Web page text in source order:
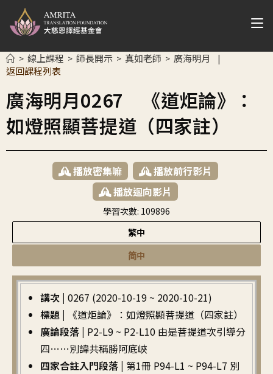
> 線上課程 > 師長開示 > 真如老師 > 廣海明月 |
返回課程列表
廣海明月0267 《道炬論》：
如燈照顯菩提道（四家註）
播放密集嘛
播放前行影片
播放迴向影片
學習次數: 109896
繁中
简中
講次 | 0267 (2020-10-19 ~ 2020-10-21)
標題 | 《道炬論》：如燈照顯菩提道（四家註）
廣論段落 | P2-L9 ~ P2-L10 由是菩提道次引導分
四……別諱共稱勝阿底峽
四家合註入門段落 | 第1冊 P94-L1 ~ P94-L7 別